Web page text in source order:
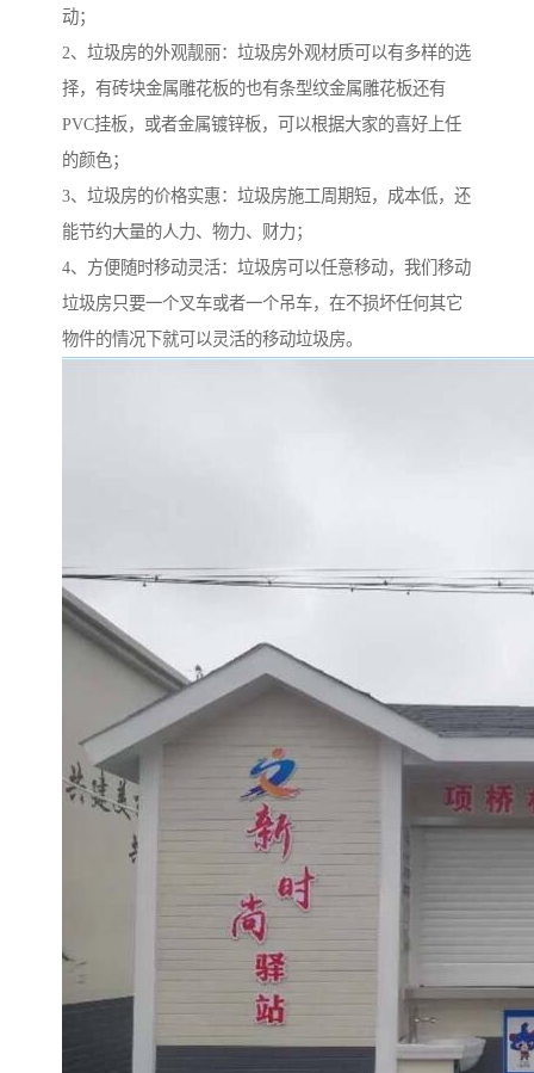
动；
2、垃圾房的外观靓丽：垃圾房外观材质可以有多样的选
择，有砖块金属雕花板的也有条型纹金属雕花板还有
PVC挂板，或者金属镀锌板，可以根据大家的喜好上任
的颜色；
3、垃圾房的价格实惠：垃圾房施工周期短，成本低，还
能节约大量的人力、物力、财力；
4、方便随时移动灵活：垃圾房可以任意移动，我们移动
垃圾房只要一个叉车或者一个吊车，在不损坏任何其它
物件的情况下就可以灵活的移动垃圾房。